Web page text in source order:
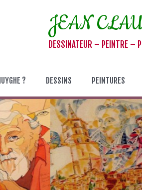
JEAN
DESSINATEUR – PEINTRE –
? DESSINS PEINTURES